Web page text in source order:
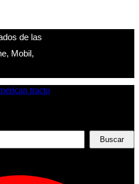
de las
Mobil,
Buscar